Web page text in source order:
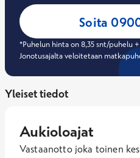
Soita
*Puhelun hinta on 8,35 snt/puhelu
Jonotusajalta veloitetaan
Yleiset tiedot
Aukioloajat
Vastaanotto joka toinen